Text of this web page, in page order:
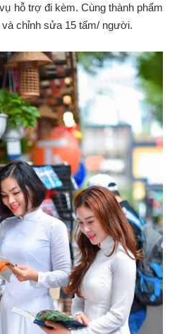
hỗ trợ đi kèm. Cùng thành phẩm
và chỉnh sửa 15 tấm/ người.